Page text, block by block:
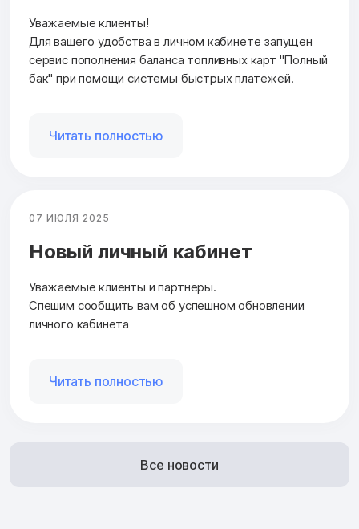
Уважаемые клиенты!
Для вашего удобства в личном кабинете запущен
сервис пополнения баланса топливных карт "Полный
бак" при помощи системы быстрых платежей.
Читать полностью
07 ИЮЛЯ 2025
Новый личный кабинет
Уважаемые клиенты и партнёры.
Спешим сообщить вам об успешном обновлении
личного кабинета
Читать полностью
Все новости